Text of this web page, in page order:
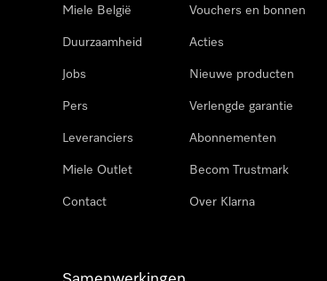
Miele België
Duurzaamheid
Jobs
Pers
Leveranciers
Miele Outlet
Contact
Vouchers en bonnen
Acties
Nieuwe producten
Verlengde garantie
Abonnementen
Becom Trustmark
Over Klarna